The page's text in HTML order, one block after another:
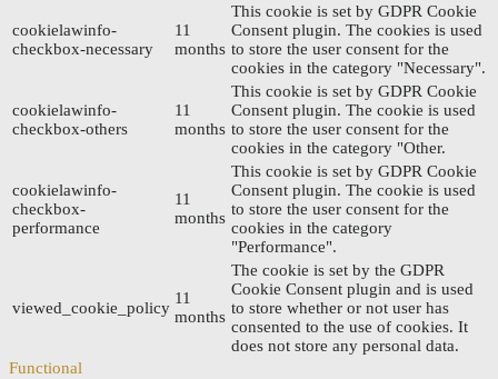
cookielawinfo-
checkbox-necessary
11
months
This cookie is set by GDPR Cookie
Consent plugin. The cookies is used
to store the user consent for the
cookies in the category "Necessary".
cookielawinfo-
checkbox-others
11
months
This cookie is set by GDPR Cookie
Consent plugin. The cookie is used
to store the user consent for the
cookies in the category "Other.
cookielawinfo-
checkbox-
performance
11
months
This cookie is set by GDPR Cookie
Consent plugin. The cookie is used
to store the user consent for the
cookies in the category
"Performance".
viewed_cookie_policy
11
months
The cookie is set by the GDPR
Cookie Consent plugin and is used
to store whether or not user has
consented to the use of cookies. It
does not store any personal data.
Functional